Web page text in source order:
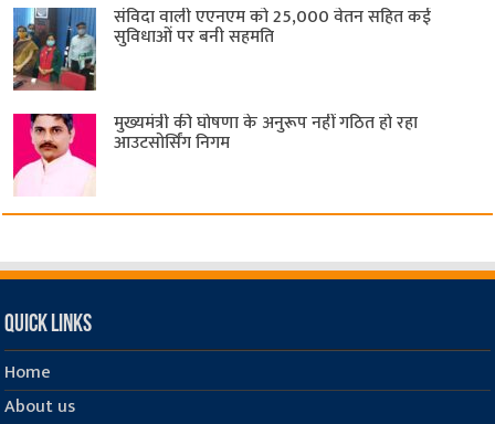
संविदा वाली एएनएम को 25,000 वेतन सहित कई
सुविधाओं पर बनी सहमति
मुख्यमंत्री की घोषणा के अनुरूप नहीं गठित हो रहा
आउटसोर्सिंग निगम
Quick Links
Home
About us